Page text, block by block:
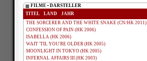
FILME • DARSTELLER
TITEL
LAND JAHR
THE SORCERER AND THE WHITE SNAKE (CN/HK 2011)
CONFESSION OF PAIN (HK 2006)
ISABELLA (HK 2006)
WAIT 'TIL YOU'RE OLDER (HK 2005)
MOONLIGHT IN TOKYO (HK 2005)
INFERNAL AFFAIRS III (HK 2003)